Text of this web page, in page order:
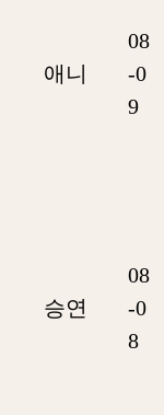
애니
08
-0
9
승연
08
-0
8